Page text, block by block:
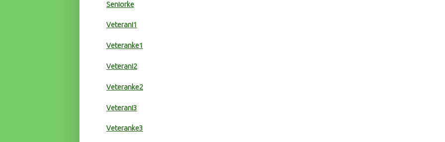
Seniorke
Veterani1
Veteranke1
Veterani2
Veteranke2
Veterani3
Veteranke3